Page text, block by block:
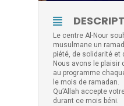
Le centre Al-Nour
musulmane un
piété, de solidarité et
Nous avons le plaisir
au programme
le mois de ramadan.
Qu’Allah accepte
durant ce mois béni.